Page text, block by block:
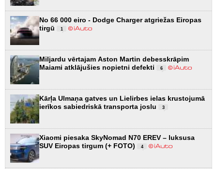
No 66 000 eiro - Dodge Charger atgriežas Eiropas
tirgū
1
Miljardu vērtajam Aston Martin debesskrāpim
Maiami atklājušies nopietni defekti
6
Kārļa Ulmaņa gatves un Lielirbes ielas krustojumā
ierīkos sabiedriskā transporta joslu
3
Xiaomi piesaka SkyNomad N70 EREV – luksusa
SUV Eiropas tirgum (+ FOTO)
4